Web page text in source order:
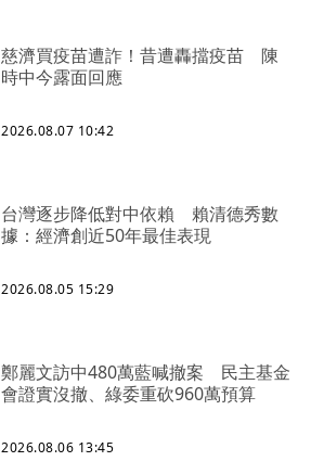
慈濟買疫苗遭詐！昔遭轟擋疫苗 陳
時中今露面回應
2026.08.07 10:42
台灣逐步降低對中依賴 賴清德秀數
據：經濟創近50年最佳表現
2026.08.05 15:29
鄭麗文訪中480萬藍喊撤案 民主基金
會證實沒撤、綠委重砍960萬預算
2026.08.06 13:45